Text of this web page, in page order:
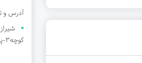
آدرس و
کوچه۳-پلاک۲۷-کلینیک روانشناسی اسا